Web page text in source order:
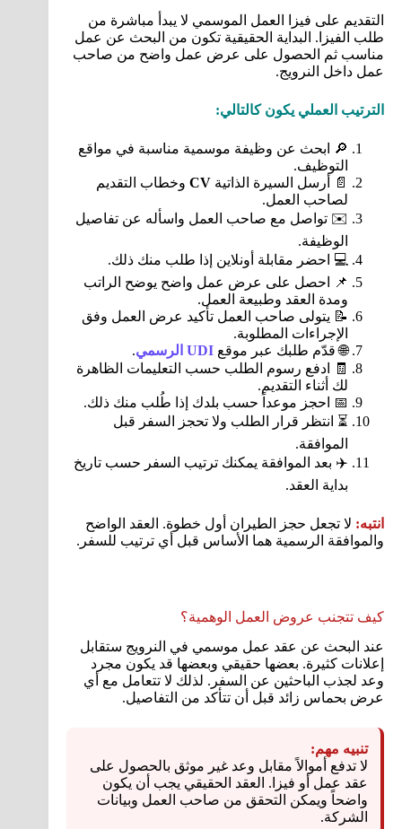
التقديم على فيزا العمل الموسمي لا يبدأ مباشرة من
طلب الفيزا. البداية الحقيقية تكون من البحث عن عمل
مناسب ثم الحصول على عرض عمل واضح من صاحب
عمل داخل النرويج.
الترتيب العملي يكون كالتالي:
🔎 ابحث عن وظيفة موسمية مناسبة في مواقع
التوظيف.
📄 أرسل السيرة الذاتية CV وخطاب التقديم
لصاحب العمل.
✉️ تواصل مع صاحب العمل واسأله عن تفاصيل
الوظيفة.
💻 احضر مقابلة أونلاين إذا طلب منك ذلك.
📌 احصل على عرض عمل واضح يوضح الراتب
ومدة العقد وطبيعة العمل.
📝 يتولى صاحب العمل تأكيد عرض العمل وفق
الإجراءات المطلوبة.
🌐 قدّم طلبك عبر موقع UDI الرسمي
.
🧾 ادفع رسوم الطلب حسب التعليمات الظاهرة
لك أثناء التقديم.
📅 احجز موعداً حسب بلدك إذا طُلب منك ذلك.
⏳ انتظر قرار الطلب ولا تحجز السفر قبل
الموافقة.
✈️ بعد الموافقة يمكنك ترتيب السفر حسب تاريخ
بداية العقد.
انتبه: لا تجعل حجز الطيران أول خطوة. العقد الواضح
والموافقة الرسمية هما الأساس قبل أي ترتيب للسفر.
كيف تتجنب عروض العمل الوهمية؟
عند البحث عن عقد عمل موسمي في النرويج ستقابل
إعلانات كثيرة. بعضها حقيقي وبعضها قد يكون مجرد
وعد لجذب الباحثين عن السفر. لذلك لا تتعامل مع أي
عرض بحماس زائد قبل أن تتأكد من التفاصيل.
تنبيه مهم:
لا تدفع أموالاً مقابل وعد غير موثق بالحصول على
عقد عمل أو فيزا. العقد الحقيقي يجب أن يكون
واضحاً ويمكن التحقق من صاحب العمل وبيانات
الشركة.